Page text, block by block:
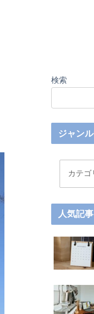
検索
ジャン
人気記事